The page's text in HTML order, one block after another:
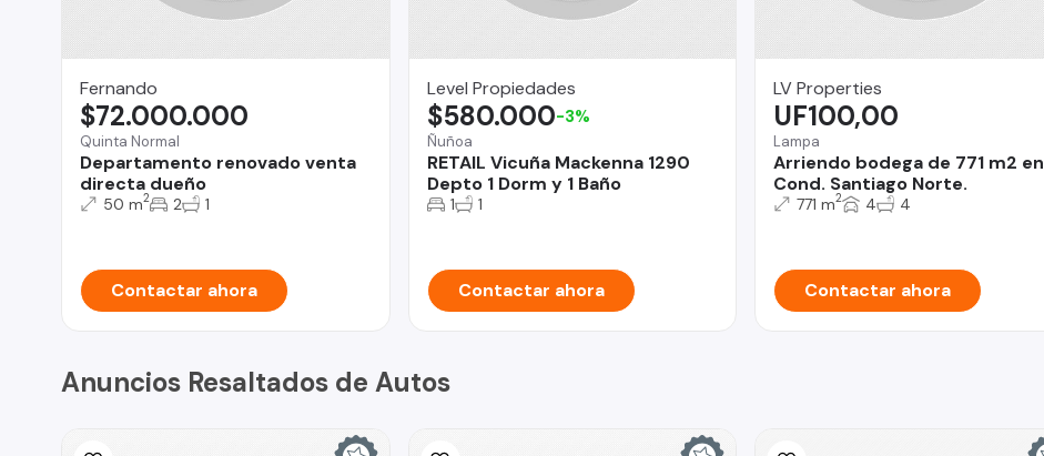
Fernando
Quinta Normal
Departamento renovado venta
directa dueño
$72.000.000
50 m2 2 1
Contactar ahora
Level Propiedades
Ñuñoa
RETAIL Vicuña Mackenna 1290
Depto 1 Dorm y 1 Baño
$580.000-3%
1 1
Contactar ahora
LV Properties
Lampa
Arriendo bodega de 771 m2 en
Cond. Santiago Norte.
UF100,00
771 m2 4 4
Contactar ahora
Anuncios Resaltados de Autos